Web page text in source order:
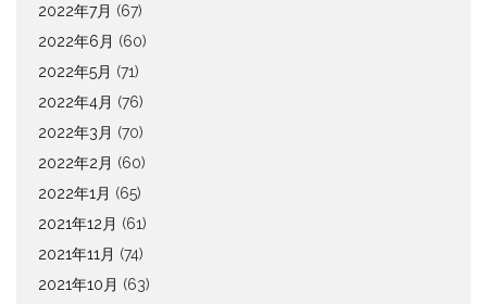
2022年7月 (67)
2022年6月 (60)
2022年5月 (71)
2022年4月 (76)
2022年3月 (70)
2022年2月 (60)
2022年1月 (65)
2021年12月 (61)
2021年11月 (74)
2021年10月 (63)